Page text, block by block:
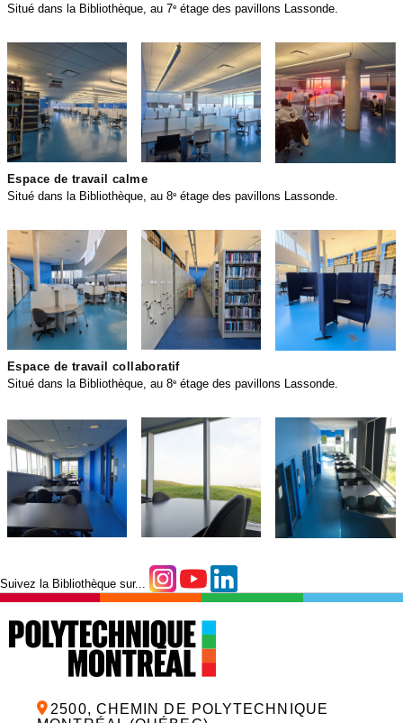
Situé dans la Bibliothèque, au 7e étage des pavillons Lassonde.
28.PNG 29.PNG 30.PNG
Espace de travail calme
Situé dans la Bibliothèque, au 8e étage des pavillons Lassonde.
31.PNG 32.PNG 33.PNG
Espace de travail collaboratif
Situé dans la Bibliothèque, au 8e étage des pavillons Lassonde.
34.PNG 35.PNG 36.PNG
Suivez la Bibliothèque sur...
2500, CHEMIN DE POLYTECHNIQUE